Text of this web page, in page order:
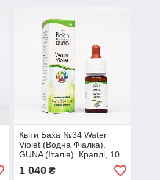
Квіти Баха №34 Water
Violet (Водна Фіалка).
GUNA (Італія). Краплі, 10
мл. Замкнутим і самотнім
1 040₴